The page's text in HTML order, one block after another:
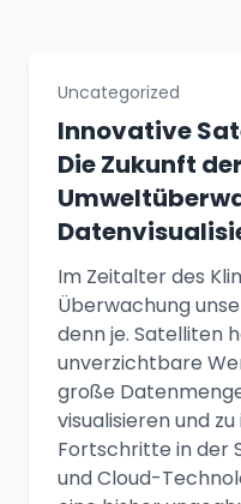
Uncategorized
Innovative
Die Zukunft der
Im Zeitalter des
Überwachung
denn je. Satelliten
unverzichtbare
große
visualisieren und
Fortschritte in der
und Cloud-